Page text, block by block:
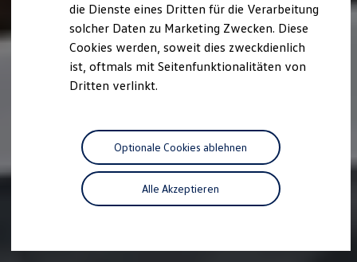
Autonomes Fahren
Mehr zum ID. Buzz
California Welt
California Club
California Magazin & Ratgeber
California Reisen & Erlebnisse
California App
California Lifestyle & Zubehör
Übernachten im California
Unternehmen
Karriere im Autohaus
die Dienste eines Dritten für die Verarbeitung
solcher Daten zu Marketing Zwecken. Diese
Cookies werden, soweit dies zweckdienlich
ist, oftmals mit Seitenfunktionalitäten von
Dritten verlinkt.
Alle Akzeptieren
Optionale Cookies ablehnen